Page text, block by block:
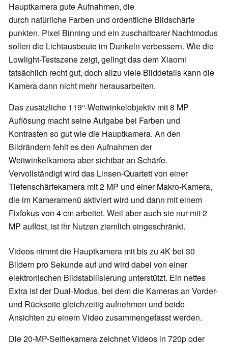
Hauptkamera gute Aufnahmen, die
durch natürliche Farben und ordentliche Bildschärfe
punkten. Pixel Binning und ein zuschaltbarer Nachtmodus
sollen die Lichtausbeute im Dunkeln verbessern. Wie die
Lowlight-Testszene zeigt, gelingt das dem Xiaomi
tatsächlich recht gut, doch allzu viele Bilddetails kann die
Kamera dann nicht mehr herausarbeiten.
Das zusätzliche 119°-Weitwinkelobjektiv mit 8 MP
Auflösung macht seine Aufgabe bei Farben und
Kontrasten so gut wie die Hauptkamera. An den
Bildrändern fehlt es den Aufnahmen der
Weitwinkelkamera aber sichtbar an Schärfe.
Vervollständigt wird das Linsen-Quartett von einer
Tiefenschärfekamera mit 2 MP und einer Makro-Kamera,
die im Kameramenü aktiviert wird und dann mit einem
Fixfokus von 4 cm arbeitet. Weil aber auch sie nur mit 2
MP auflöst, ist ihr Nutzen ziemlich eingeschränkt.
Videos nimmt die Hauptkamera mit bis zu 4K bei 30
Bildern pro Sekunde auf und wird dabei von einer
elektronischen Bildstabilisierung unterstützt. Ein nettes
Extra ist der Dual-Modus, bei dem die Kameras an Vorder-
und Rückseite gleichzeitig aufnehmen und beide
Ansichten zu einem Video zusammengefasst werden.
Die 20-MP-Selfiekamera zeichnet Videos in 720p oder